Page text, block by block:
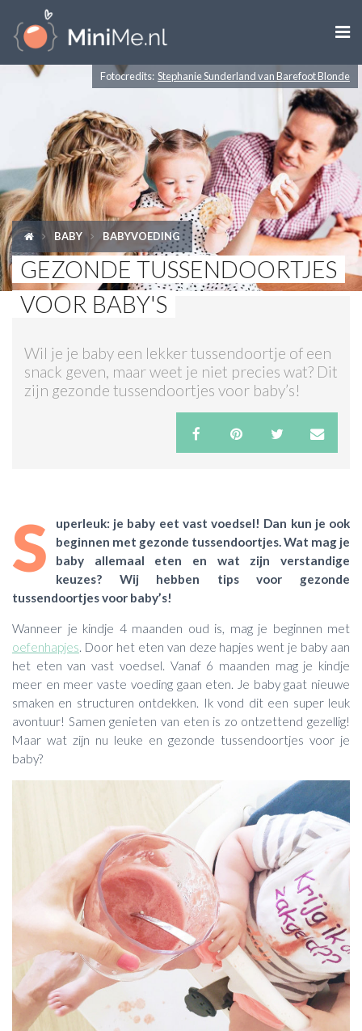

ZWANGER WORDEN
ZWANGER
PEUTER
KIND
LIFESTYLE
SHOPS
ACTIES & KORTING
Fotocredits: Stephanie Sunderland van Barefoot Blonde
BABY BABYVOEDING
GEZONDE TUSSENDOORTJES
VOOR BABY'S
Wil je je baby een lekker tussendoortje of een
snack geven, maar weet je niet precies wat? Dit
zijn gezonde tussendoortjes voor baby’s!
S
uperleuk: je baby eet vast voedsel! Dan kun je ook
beginnen met gezonde tussendoortjes. Wat mag je
baby allemaal eten en wat zijn verstandige
keuzes? Wij hebben tips voor gezonde
tussendoortjes voor baby’s!
Wanneer je kindje 4 maanden oud is, mag je beginnen met
oefenhapjes. Door het eten van deze hapjes went je baby aan
het eten van vast voedsel. Vanaf 6 maanden mag je kindje
meer en meer vaste voeding gaan eten. Je baby gaat nieuwe
smaken en structuren ontdekken. Ik vond dit een super leuk
avontuur! Samen genieten van eten is zo ontzettend gezellig!
Maar wat zijn nu leuke en gezonde tussendoortjes voor je
baby?